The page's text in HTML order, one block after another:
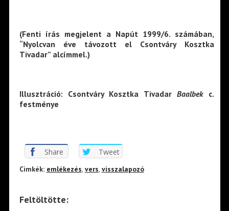
(Fenti írás megjelent a Napút 1999/6. számában,
“Nyolcvan éve távozott el Csontváry Kosztka
Tivadar” alcímmel.)
Illusztráció: Csontváry Kosztka TivadarBaalbekc.
festménye
Share Tweet
Cimkék: emlékezés, vers, visszalapozó
Feltöltötte: